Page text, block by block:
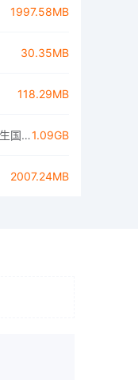
1997.58MB
30.35MB
118.29MB
PUBG MOBILE(绝地求生地铁逃生国际服)1.09GB
2007.24MB